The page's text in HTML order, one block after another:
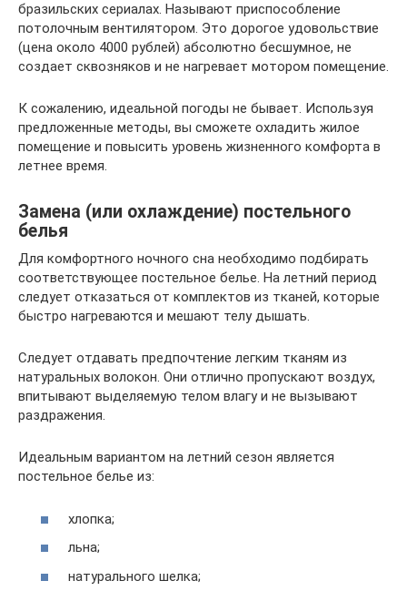
бразильских сериалах. Называют приспособление
потолочным вентилятором. Это дорогое удовольствие
(цена около 4000 рублей) абсолютно бесшумное, не
создает сквозняков и не нагревает мотором помещение.
К сожалению, идеальной погоды не бывает. Используя
предложенные методы, вы сможете охладить жилое
помещение и повысить уровень жизненного комфорта в
летнее время.
Замена (или охлаждение) постельного
белья
Для комфортного ночного сна необходимо подбирать
соответствующее постельное белье. На летний период
следует отказаться от комплектов из тканей, которые
быстро нагреваются и мешают телу дышать.
Следует отдавать предпочтение легким тканям из
натуральных волокон. Они отлично пропускают воздух,
впитывают выделяемую телом влагу и не вызывают
раздражения.
Идеальным вариантом на летний сезон является
постельное белье из:
хлопка;
льна;
натурального шелка;